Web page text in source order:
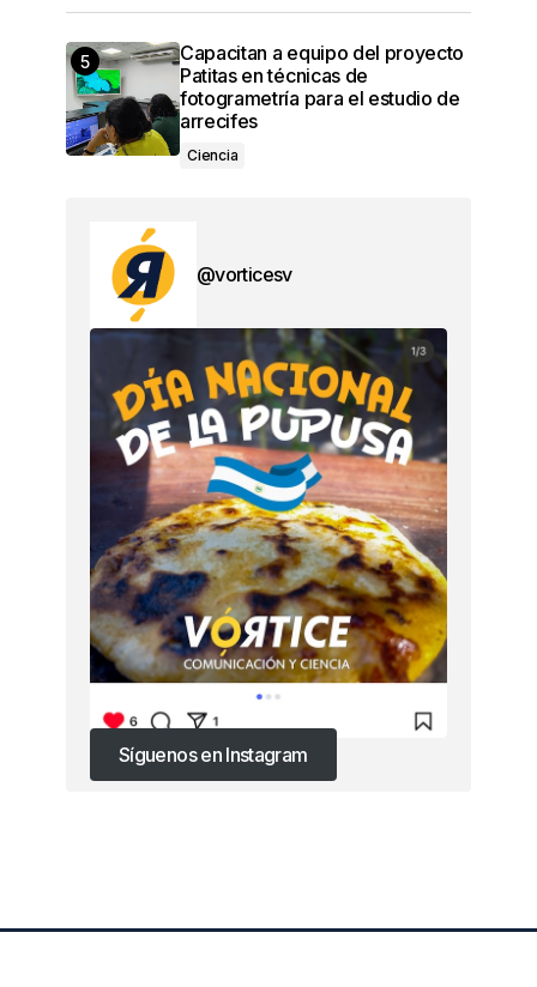
Capacitan a equipo del proyecto
Patitas en técnicas de
fotogrametría para el estudio de
arrecifes
Ciencia
@vorticesv
Síguenos en Instagram